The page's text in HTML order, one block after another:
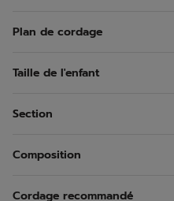
Plan de cordage
Taille de l'enfant
Section
Composition
Cordage recommandé